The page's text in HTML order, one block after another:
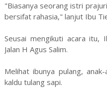
"Biasanya seorang istri
bersifat rahasia," lanjut Ibu
Seusai mengikuti acara itu,
Jalan H Agus Salim.
Melihat ibunya pulang,
kaldu tulang sapi.